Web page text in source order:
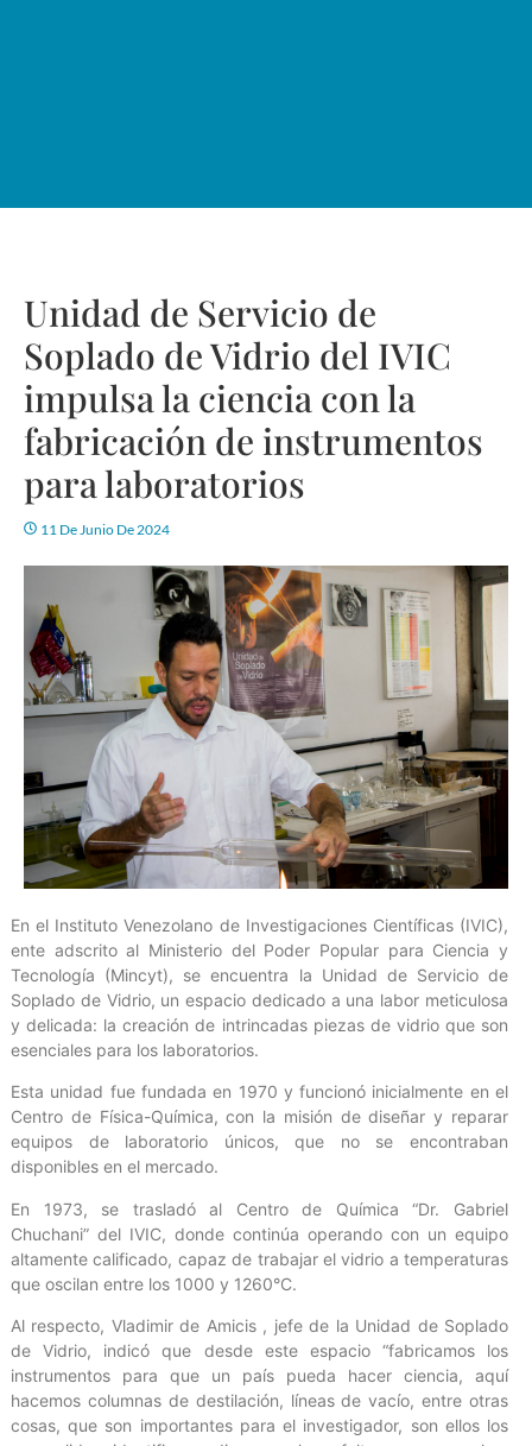
Unidad de Servicio de
Soplado de Vidrio del IVIC
impulsa la ciencia con la
fabricación de instrumentos
para laboratorios
11 De Junio De 2024
En el Instituto Venezolano de Investigaciones Científicas (IVIC),
ente adscrito al Ministerio del Poder Popular para Ciencia y
Tecnología (Mincyt), se encuentra la Unidad de Servicio de
Soplado de Vidrio, un espacio dedicado a una labor meticulosa
y delicada: la creación de intrincadas piezas de vidrio que son
esenciales para los laboratorios.
Esta unidad fue fundada en 1970 y funcionó inicialmente en el
Centro de Física-Química, con la misión de diseñar y reparar
equipos de laboratorio únicos, que no se encontraban
disponibles en el mercado.
En 1973, se trasladó al Centro de Química “Dr. Gabriel
Chuchani” del IVIC, donde continúa operando con un equipo
altamente calificado, capaz de trabajar el vidrio a temperaturas
que oscilan entre los 1000 y 1260°C.
Al respecto, Vladimir de Amicis , jefe de la Unidad de Soplado
de Vidrio, indicó que desde este espacio “fabricamos los
instrumentos para que un país pueda hacer ciencia, aquí
hacemos columnas de destilación, líneas de vacío, entre otras
cosas, que son importantes para el investigador, son ellos los